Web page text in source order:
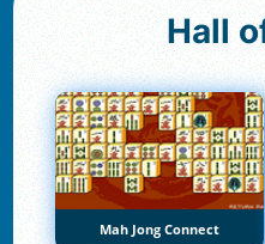
Hall
Mah Jong Connect